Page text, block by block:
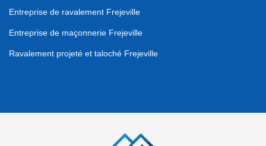
Entreprise de ravalement Frejeville
Entreprise de maçonnerie Frejeville
Ravalement projeté et taloché Frejeville